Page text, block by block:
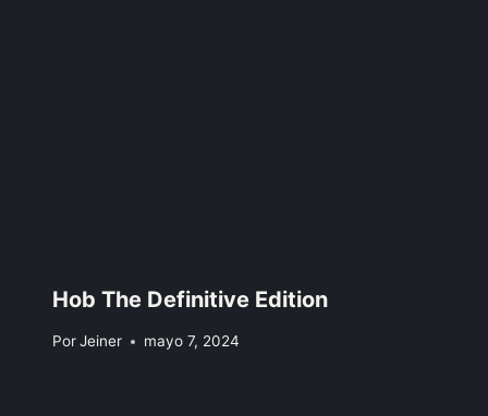
Hob The Definitive Edition
PorJeiner mayo 7, 2024